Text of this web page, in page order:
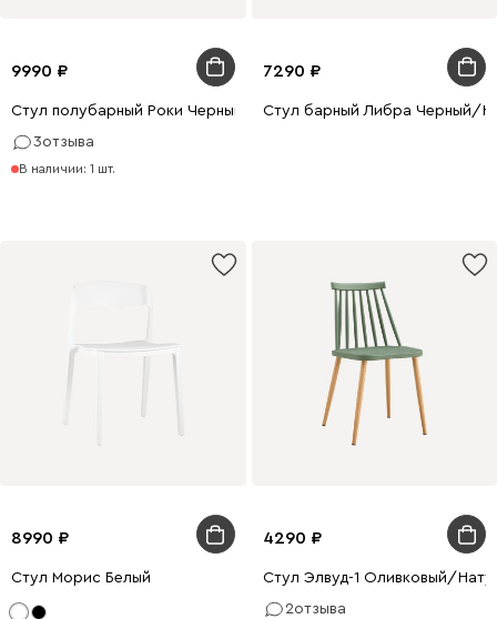
9990
Стул полубарный Роки Черный
3отзыва
В наличии: 1 шт.
7290
Стул барный Либра Черный/
8990
Стул Морис Белый
4290
Стул Элвуд-1 Оливковый/
2отзыва